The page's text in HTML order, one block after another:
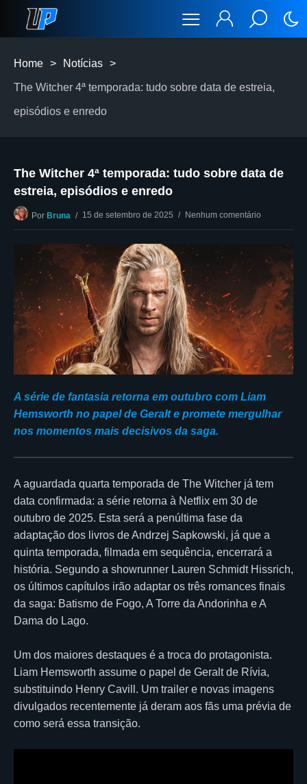
Home > Notícias >
The Witcher 4ª temporada: tudo sobre data de estreia,
episódios e enredo
The Witcher 4ª temporada: tudo sobre data de
estreia, episódios e enredo
Por Bruna 15 de setembro de 2025 Nenhum comentário
A série de fantasia retorna em outubro com Liam
Hemsworth no papel de Geralt e promete mergulhar
nos momentos mais decisivos da saga.
A aguardada quarta temporada de The Witcher já tem
data confirmada: a série retorna à Netflix em 30 de
outubro de 2025. Esta será a penúltima fase da
adaptação dos livros de Andrzej Sapkowski, já que a
quinta temporada, filmada em sequência, encerrará a
história. Segundo a showrunner Lauren Schmidt Hissrich,
os últimos capítulos irão adaptar os três romances finais
da saga: Batismo de Fogo, A Torre da Andorinha e A
Dama do Lago.
Um dos maiores destaques é a troca do protagonista.
Liam Hemsworth assume o papel de Geralt de Rívia,
substituindo Henry Cavill. Um trailer e novas imagens
divulgados recentemente já deram aos fãs uma prévia de
como será essa transição.